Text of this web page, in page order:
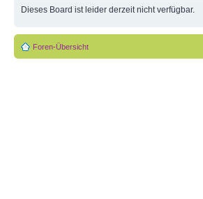
Dieses Board ist leider derzeit nicht verfügbar.
Foren-Übersicht